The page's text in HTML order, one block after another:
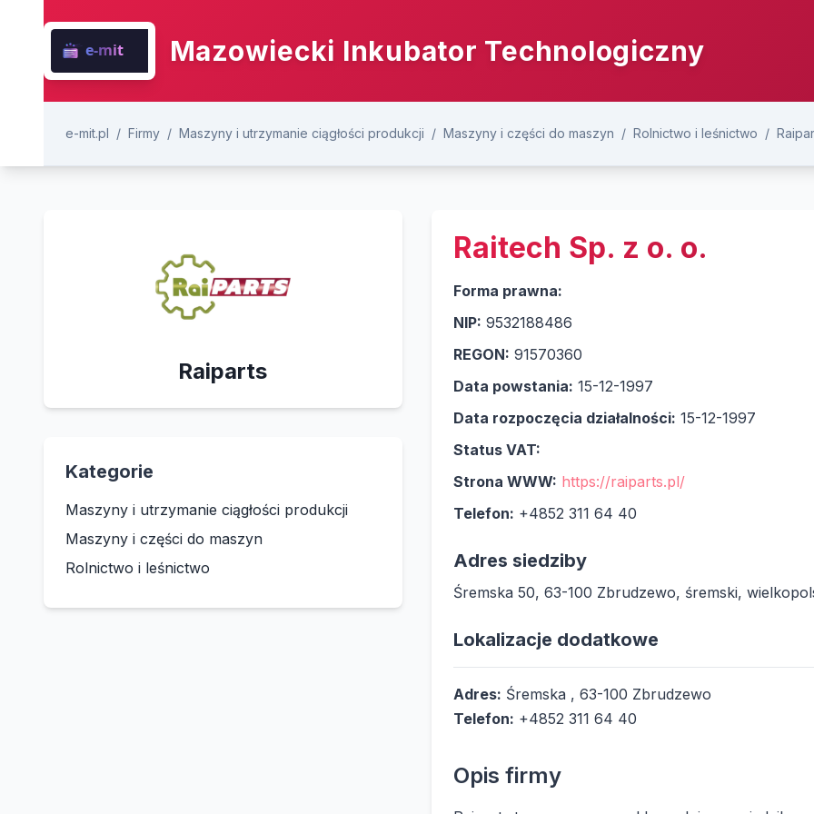
Mazowiecki Inkubator Technologiczny
e-mit.pl / Firmy / Maszyny i utrzymanie ciągłości produkcji / Maszyny i części do maszyn / Rolnictwo i leśnictwo /
Raiparts
Kategorie
Maszyny i utrzymanie ciągłości produkcji
Maszyny i części do maszyn
Rolnictwo i leśnictwo
Raitech Sp. z o. o.
Forma prawna:
NIP: 9532188486
REGON: 91570360
Data powstania: 15-12-1997
Data rozpoczęcia działalności: 15-12-1997
Status VAT:
Strona WWW: https://raiparts.pl/
Telefon: +4852 311 64 40
Adres siedziby
Śremska 50, 63-100 Zbrudzewo, śremski,
Lokalizacje dodatkowe
Adres: Śremska , 63-100 Zbrudzewo
Telefon: +4852 311 64 40
Opis firmy